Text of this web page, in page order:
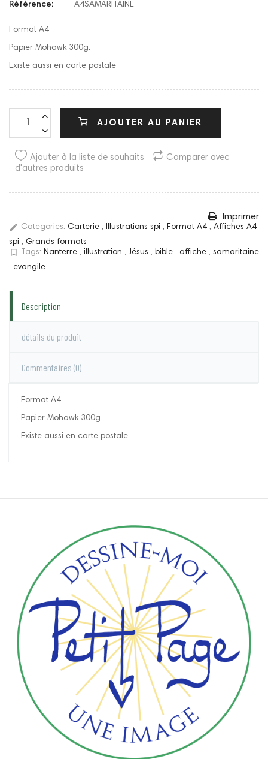
Référence: A4SAMARITAINE
Format A4
Papier Mohawk 300g.
Existe aussi en carte postale
AJOUTER AU PANIER
Ajouter à la liste de souhaits
Comparer avec
d'autres produits
Imprimer
edit Categories: Carterie , Illustrations spi , Format A4 , Affiches A4
spi , Grands formats
bookmark_border Tags: Nanterre , illustration , Jésus , bible , affiche , samaritaine
, evangile
Description
détails du produit
Commentaires (0)
Format A4
Papier Mohawk 300g.
Existe aussi en carte postale